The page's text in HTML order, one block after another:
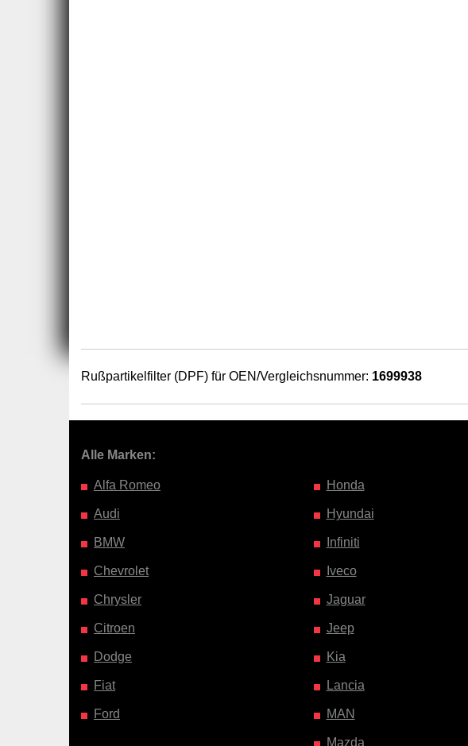
Rußpartikelfilter (DPF) für OEN/Vergleichsnummer: 1699938
Alle Marken:
Alfa Romeo
Audi
BMW
Chevrolet
Chrysler
Citroen
Dodge
Fiat
Ford
Honda
Hyundai
Infiniti
Iveco
Jaguar
Jeep
Kia
Lancia
MAN
Mazda